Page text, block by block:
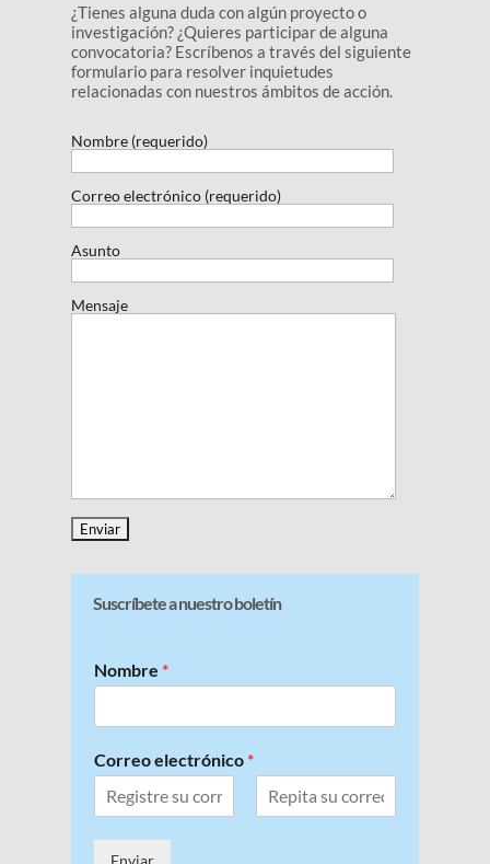
¿Tienes alguna duda con algún proyecto o
investigación? ¿Quieres participar de alguna
convocatoria? Escríbenos a través del siguiente
formulario para resolver inquietudes
relacionadas con nuestros ámbitos de acción.
Nombre (requerido)
Correo electrónico (requerido)
Asunto
Mensaje
Suscríbete a nuestro boletín
Nombre *
Correo electrónico *
o
Enviar